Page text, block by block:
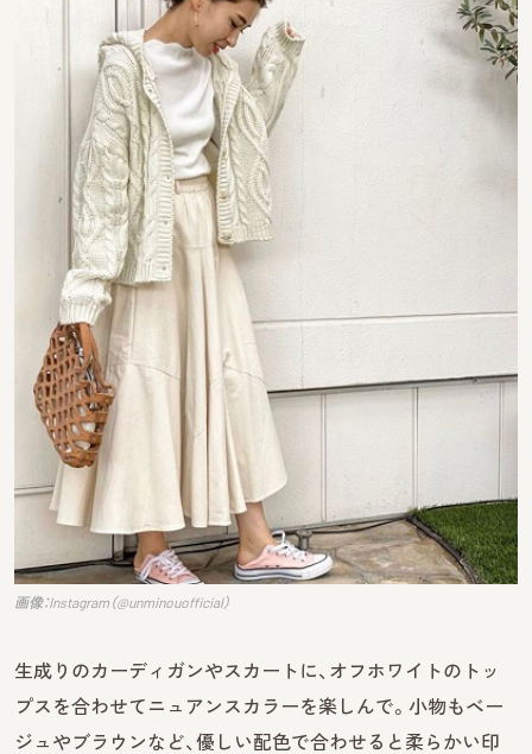
画像：Instagram（@unminouofficial）
生成りのカーディガンやスカートに、オフホワイトのトッ
プスを合わせてニュアンスカラーを楽しんで。小物もベー
ジュやブラウンなど、優しい配色で合わせると柔らかい印